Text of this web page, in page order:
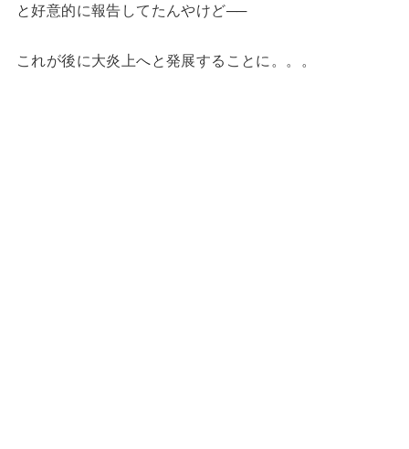
と好意的に報告してたんやけど──
これが後に大炎上へと発展することに。。。